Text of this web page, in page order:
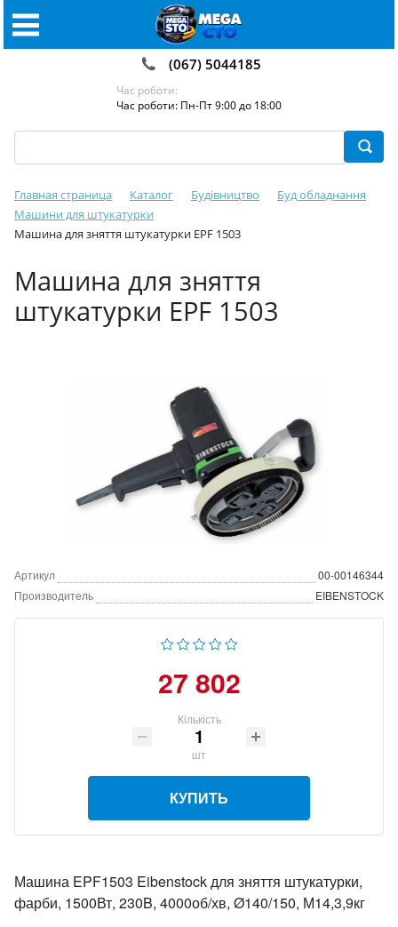
(067) 5044185
Час роботи:
Час роботи: Пн-Пт 9:00 до 18:00
Главная страница Каталог Будівництво
Буд обладнання
Машини для штукатурки
Машина для зняття штукатурки EPF 1503
Машина для зняття
штукатурки EPF 1503
Артикул
00-00146344
Производитель
EIBENSTOCK
27 802
Кількість
шт
КУПИТЬ
Машина EPF1503 Eibenstock для зняття штукатурки,
фарби, 1500Вт, 230B, 4000об/хв, Ø140/150, М14,3,9кг